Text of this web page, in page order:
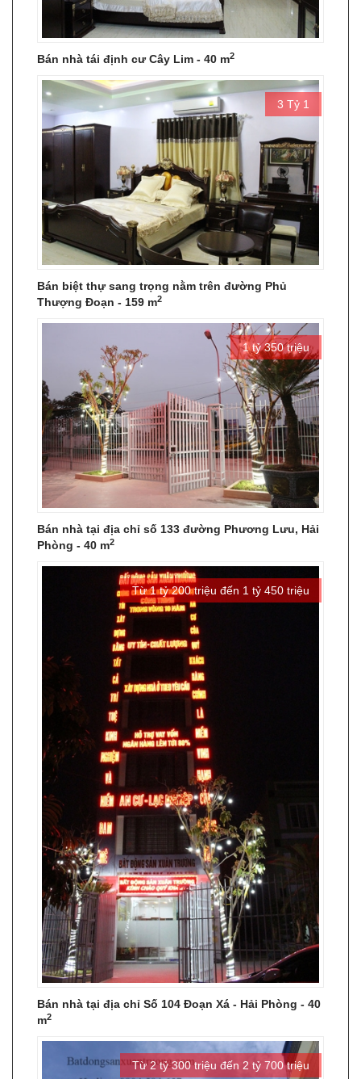
Bán nhà tái định cư Cây Lim - 40 m2
3 Tỷ 1
Bán biệt thự sang trọng nằm trên đường Phủ
Thượng Đoạn - 159 m2
1 tỷ 350 triệu
Bán nhà tại địa chỉ số 133 đường Phương Lưu, Hải
Phòng - 40 m2
Từ 1 tỷ 200 triệu đến 1 tỷ 450 triệu
Bán nhà tại địa chỉ Số 104 Đoạn Xá - Hải Phòng - 40
m2
Từ 2 tỷ 300 triệu đến 2 tỷ 700 triệu